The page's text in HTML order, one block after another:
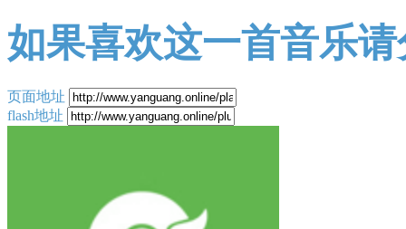
如果喜欢这一首音乐
页面地址
flash地址